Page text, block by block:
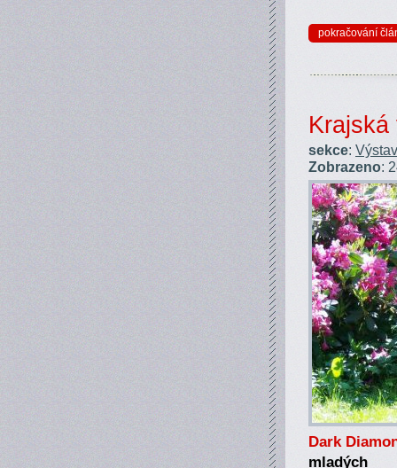
pokračování
sekce:
Zobrazeno:
Dark
mladých